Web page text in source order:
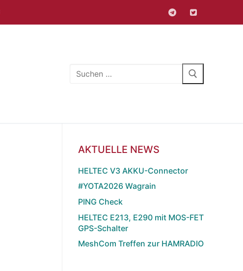
Suchen
AKTUELLE NEWS
HELTEC V3 AKKU-Connector
#YOTA2026 Wagrain
PING Check
HELTEC E213, E290 mit MOS-FET
GPS-Schalter
MeshCom Treffen zur HAMRADIO